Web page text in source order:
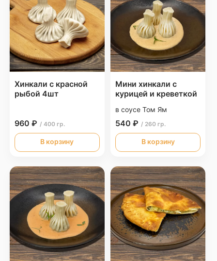
Хинкали с красной
рыбой 4шт
960 ₽ / 400 гр.
В корзину
Мини хинкали с
курицей и креветкой
в соусе Том Ям
540 ₽ / 260 гр.
В корзину